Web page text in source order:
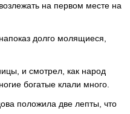
на первом месте на
долго молящиеся,
и смотрел, как народ
богатые клали много.
положила две лепты, что